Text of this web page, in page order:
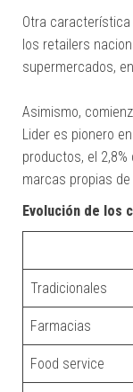
Otra
los retailers
supermercados,
Asimismo,
Lider es pionero
productos, el
marcas propias
Evolución de los
Tradicionales
Farmacias
Food service